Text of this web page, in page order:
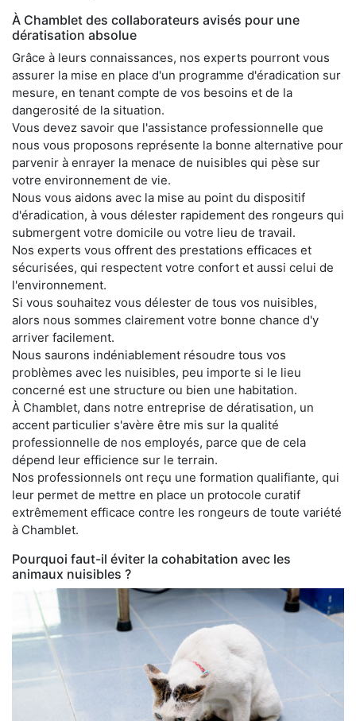
À Chamblet des collaborateurs avisés pour une
dératisation absolue
Grâce à leurs connaissances, nos experts pourront vous
assurer la mise en place d'un programme d'éradication sur
mesure, en tenant compte de vos besoins et de la
dangerosité de la situation.
Vous devez savoir que l'assistance professionnelle que
nous vous proposons représente la bonne alternative pour
parvenir à enrayer la menace de nuisibles qui pèse sur
votre environnement de vie.
Nous vous aidons avec la mise au point du dispositif
d'éradication, à vous délester rapidement des rongeurs qui
submergent votre domicile ou votre lieu de travail.
Nos experts vous offrent des prestations efficaces et
sécurisées, qui respectent votre confort et aussi celui de
l'environnement.
Si vous souhaitez vous délester de tous vos nuisibles,
alors nous sommes clairement votre bonne chance d'y
arriver facilement.
Nous saurons indéniablement résoudre tous vos
problèmes avec les nuisibles, peu importe si le lieu
concerné est une structure ou bien une habitation.
À Chamblet, dans notre entreprise de dératisation, un
accent particulier s'avère être mis sur la qualité
professionnelle de nos employés, parce que de cela
dépend leur efficience sur le terrain.
Nos professionnels ont reçu une formation qualifiante, qui
leur permet de mettre en place un protocole curatif
extrêmement efficace contre les rongeurs de toute variété
à Chamblet.
Pourquoi faut-il éviter la cohabitation avec les
animaux nuisibles ?